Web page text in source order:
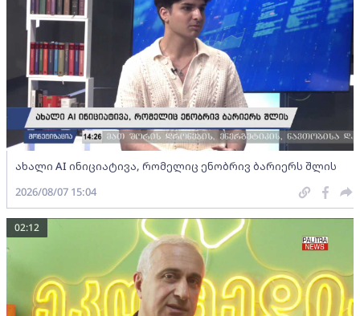
ახალი AI ინიციატივა, რომელიც ენობრივ ბარიერს შლის
2026/08/07 15:04
02:12